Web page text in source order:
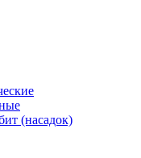
(насадок)